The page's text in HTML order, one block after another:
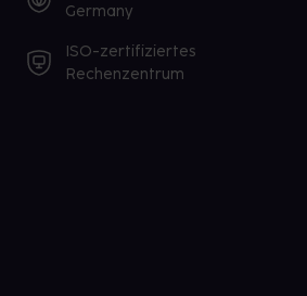
Germany
ISO-zertifiziertes
Rechenzentrum